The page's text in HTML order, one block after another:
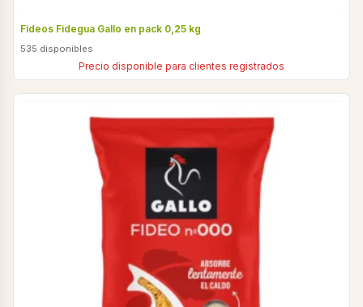
Fideos Fidegua Gallo en pack 0,25 kg
535 disponibles
Precio disponible para clientes registrados